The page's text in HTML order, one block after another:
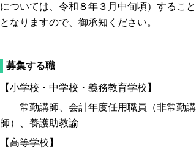
については、令和８年３月中旬頃）すること
となりますので、御承知ください。
募集する職
【小学校・中学校・義務教育学校】
常勤講師、会計年度任用職員（非常勤講
師）、養護助教諭
【高等学校】